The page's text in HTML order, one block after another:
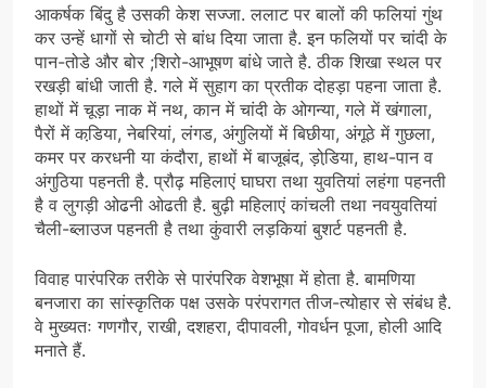
आकर्षक बिंदु है उसकी केश सज्जा. ललाट पर बालों की फलियां गुंथ
कर उन्हें धागों से चोटी से बांध दिया जाता है. इन फलियों पर चांदी के
पान-तोडे और बोर ;शिरो-आभूषण बांधे जाते है. ठीक शिखा स्थल पर
रखड़ी बांधी जाती है. गले में सुहाग का प्रतीक दोहड़ा पहना जाता है.
हाथों में चूड़ा नाक में नथ, कान में चांदी के ओगन्या, गले में खंगाला,
पैरों में कडि़या, नेबरियां, लंगड, अंगुलियों में बिछीया, अंगूठे में गुछला,
कमर पर करधनी या कंदौरा, हाथों में बाजूबंद, ड़ोडि़या, हाथ-पान व
अंगुठिया पहनती है. प्रौढ़ महिलाएं घाघरा तथा युवतियां लहंगा पहनती
है व लुगड़ी ओढनी ओढती है. बुढ़ी महिलाएं कांचली तथा नवयुवतियां
चैली-ब्लाउज पहनती है तथा कुंवारी लड़कियां बुशर्ट पहनती है.
विवाह पारंपरिक तरीके से पारंपरिक वेशभूषा में होता है. बामणिया
बनजारा का सांस्कृतिक पक्ष उसके परंपरागत तीज-त्योहार से संबंध है.
वे मुख्यतः गणगौर, राखी, दशहरा, दीपावली, गोवर्धन पूजा, होली आदि
मनाते हैं.